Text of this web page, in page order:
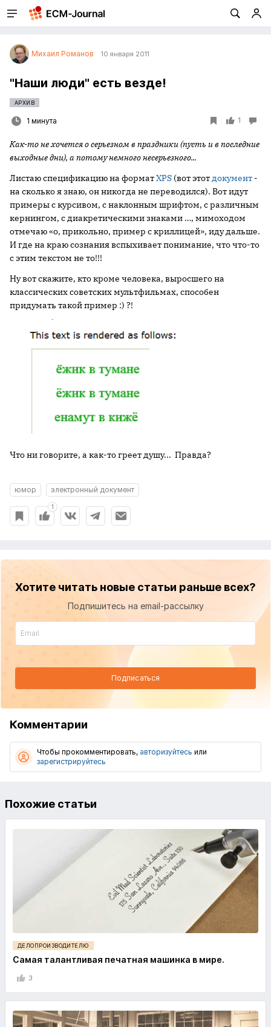
Михаил Романов 10 января 2011
"Наши люди" есть везде!
АРХИВ
1 минута 1
Как-то не хочется о серьезном в праздники (пусть и в последние
выходные дни), а потому немного несерьезного...
Листаю спецификацию на форматXPS (вот этотдокумент -
на сколько я знаю, он никогда не переводился). Вот идут
примеры c курсивом, с наклонным шрифтом, с различным
кернингом, с диакретическими знаками …, мимоходом
отмечаю «о, прикольно, пример с криллицей», иду дальше.
И где на краю сознания вспыхивает понимание, что что-то
с этим текстом не то!!!
Ну вот скажите, кто кроме человека, выросшего на
классических советских мультфильмах, способен
придумать такой пример :) ?!
Что ни говорите, а как-то греет душу... Правда?
юмор электронный документ
1
Хотите читать новые статьи раньше всех?
Подпишитесь на email-рассылку
Подписаться
Комментарии
Чтобы прокомментировать, авторизуйтесь или
зарегистрируйтесь
Похожие статьи
ДЕЛОПРОИЗВОДИТЕЛЮ
Самая талантливая печатная машинка в мире.
3